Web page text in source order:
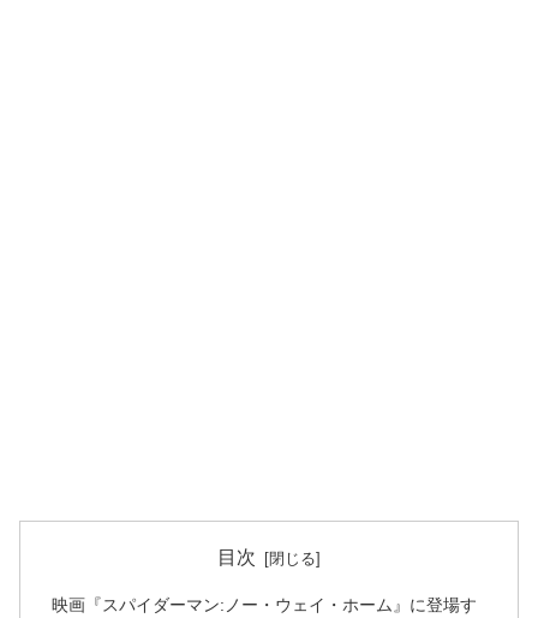
目次
映画『スパイダーマン:ノー・ウェイ・ホーム』に登場す